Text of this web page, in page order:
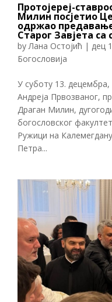
Протојереј-
Милин посјетио
одржао
Старог Завјета са
byЛана Остојић | дец
Богословија
У суботу 13.
Андреја Првозваног,
Драган Милин,
богословског
Ружици на
Петра...